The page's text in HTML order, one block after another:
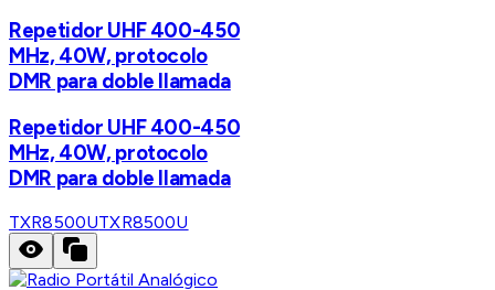
Repetidor UHF 400-450
MHz, 40W, protocolo
DMR para doble llamada
Repetidor UHF 400-450
MHz, 40W, protocolo
DMR para doble llamada
TXR8500UTXR8500U